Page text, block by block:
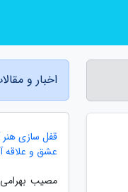
اخبار و
قفل سازی
عشق و علاقه
مصیب